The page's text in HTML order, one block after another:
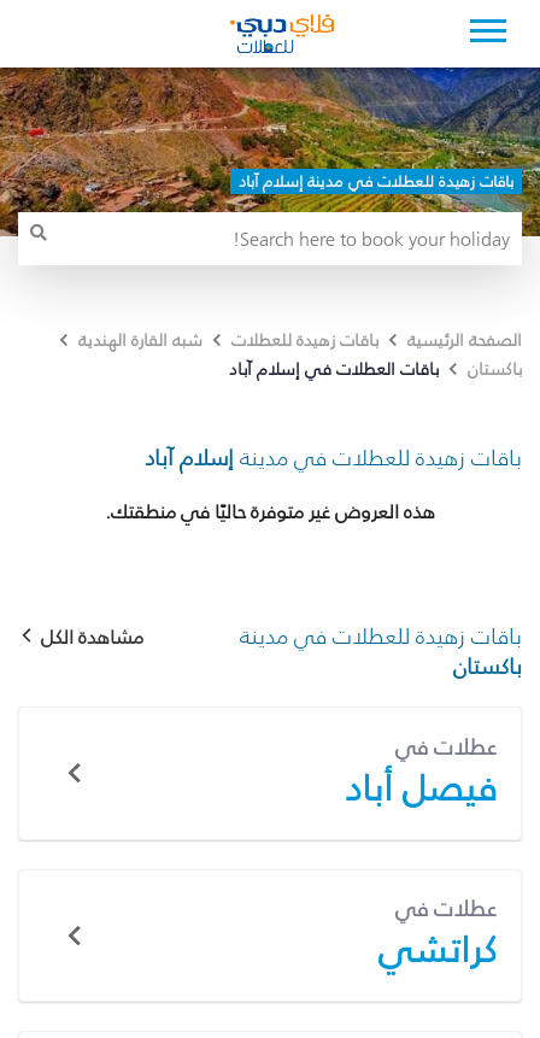
باقات زهيدة للعطلات في مدينة إسلام آباد
الصفحة الرئيسية باقات زهيدة للعطلات
شبه القارة الهندية
باكستان
باقات العطلات في إسلام آباد
باقات زهيدة للعطلات في مدينة إسلام آباد
هذه العروض غير متوفرة حاليًا في منطقتك.
باقات زهيدة للعطلات في مدينة
باكستان
مشاهدة الكل
عطلات في
فيصل أباد
عطلات في
كراتشي